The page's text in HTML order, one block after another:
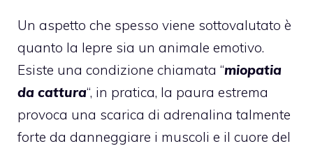
Un aspetto che spesso viene sottovalutato è
quanto la lepre sia un animale emotivo.
Esiste una condizione chiamata “miopatia
da cattura“, in pratica, la paura estrema
provoca una scarica di adrenalina talmente
forte da danneggiare i muscoli e il cuore del